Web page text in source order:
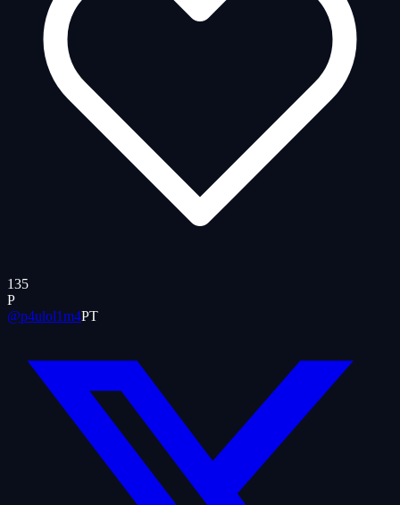
135
P
@p4ulol1m4PT